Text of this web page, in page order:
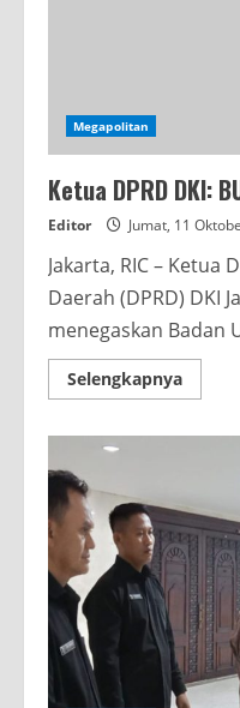
Megapolitan
Ketua DPRD DKI:
Editor Jumat, 11
Jakarta, RIC – Ketua
Daerah (DPRD) DKI
menegaskan Badan
SelengkapnyaRead
more